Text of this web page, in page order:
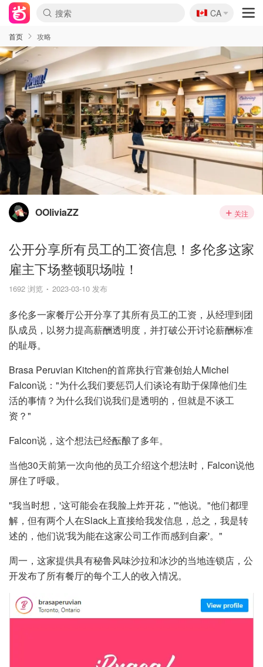
🇨🇦
CA
首页 攻略
OOliviaZZ 关注
公开分享所有员工的工资信息！多伦多这家
雇主下场整顿职场啦！
1692 浏览 2023-03-10 发布
多伦多一家餐厅公开分享了其所有员工的工资，从经理到团
队成员，以努力提高薪酬透明度，并打破公开讨论薪酬标准
的耻辱。
Brasa Peruvian Kitchen的首席执行官兼创始人Michel
Falcon说："为什么我们要惩罚人们谈论有助于保障他们生
活的事情？为什么我们说我们是透明的，但就是不谈工
资？"
Falcon说，这个想法已经酝酿了多年。
当他30天前第一次向他的员工介绍这个想法时，Falcon说他
屏住了呼吸。
"我当时想，'这可能会在我脸上炸开花，'"他说。"他们都理
解，但有两个人在Slack上直接给我发信息，总之，我是转
述的，他们说'我为能在这家公司工作而感到自豪'。"
周一，这家提供具有秘鲁风味沙拉和冰沙的当地连锁店，公
开发布了所有餐厅的每个工人的收入情况。